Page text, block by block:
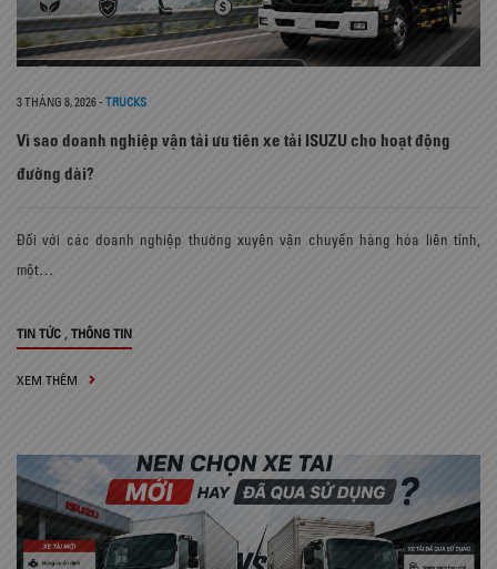
3 THÁNG 8, 2026- TRUCKS
Vì sao doanh nghiệp vận tải ưu tiên xe tải ISUZU cho hoạt động
đường dài?
Đối với các doanh nghiệp thường xuyên vận chuyển hàng hóa liên tỉnh,
một…
TIN TỨC THÔNG TIN
XEM THÊM